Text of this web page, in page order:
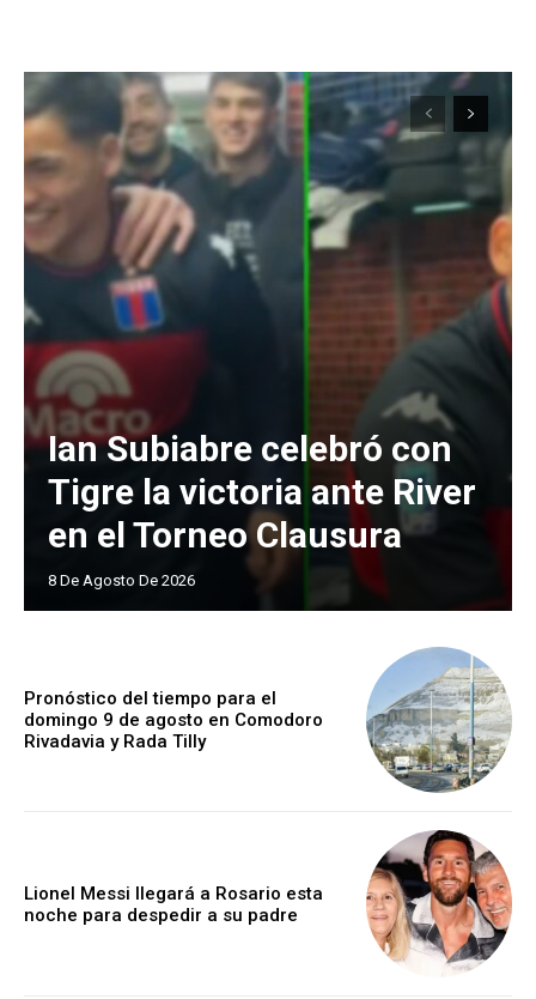
Ian Subiabre celebró con
Tigre la victoria ante River
en el Torneo Clausura
8 De Agosto De 2026
Pronóstico del tiempo para el
domingo 9 de agosto en Comodoro
Rivadavia y Rada Tilly
Lionel Messi llegará a Rosario esta
noche para despedir a su padre